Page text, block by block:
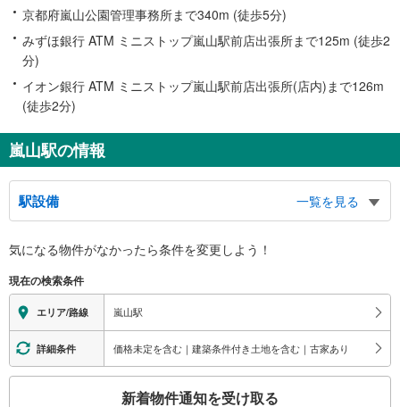
京都府嵐山公園管理事務所まで340m (徒歩5分)
みずほ銀行 ATM ミニストップ嵐山駅前店出張所まで125m (徒歩2
分)
イオン銀行 ATM ミニストップ嵐山駅前店出張所(店内)まで126m
(徒歩2分)
嵐山駅の情報
駅設備
一覧を見る
※段差なしでの移動経路
地上⇔改札⇔ホーム：○
トイレ
《車椅子対応》《ベビーベッド》
・改札内
スロープ
気になる物件がなかったら条件を変更しよう！
現在の検索条件
エリア/路線 嵐山駅
詳細条件 価格未定を含む｜建築条件付き土地を含む｜古家あり
新着物件通知を受け取る